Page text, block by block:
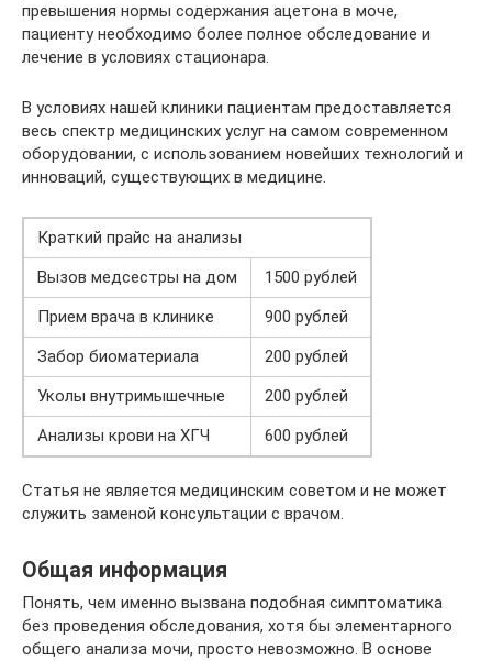
превышения нормы содержания ацетона в моче,
пациенту необходимо более полное обследование и
лечение в условиях стационара.
В условиях нашей клиники пациентам предоставляется
весь спектр медицинских услуг на самом современном
оборудовании, с использованием новейших технологий и
инноваций, существующих в медицине.
Краткий прайс на анализы
Вызов медсестры на дом
1500 pублей
Прием врача в клинике
900 pублей
Забор биоматериала
200 pублей
Уколы внутримышечные
200 pублей
Анализы крови на ХГЧ
600 pублей
Статья не является медицинским советом и не может
служить заменой консультации с врачом.
Общая информация
Понять, чем именно вызвана подобная симптоматика
без проведения обследования, хотя бы элементарного
общего анализа мочи, просто невозможно. В основе